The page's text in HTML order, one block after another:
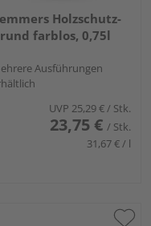
Holzschutz-
farblos, 0,75l
Ausführungen
UVP 25,29 €/ Stk.
23,75 € / Stk.
31,67 € / l